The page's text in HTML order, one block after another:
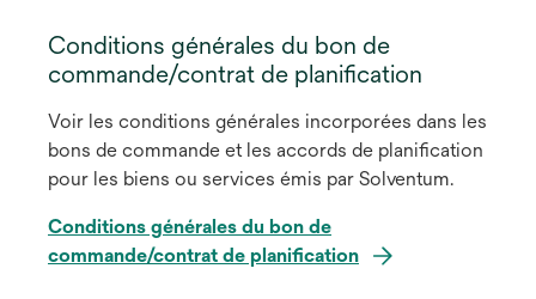
Conditions générales du bon de
commande/contrat de planification
Voir les conditions générales incorporées dans les
bons de commande et les accords de planification
pour les biens ou services émis par Solventum.
Conditions générales du bon de
commande/contrat de planification